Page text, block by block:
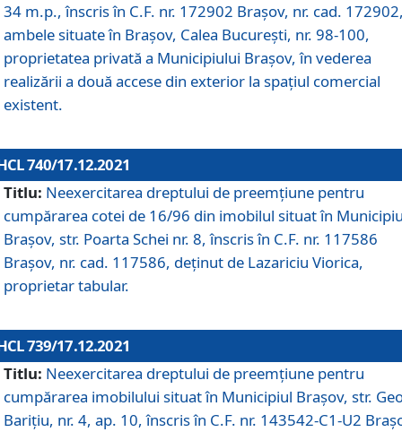
34 m.p., înscris în C.F. nr. 172902 Brașov, nr. cad.
ambele situate în Brașov, Calea București, nr. 98-100,
proprietatea privată a Municipiului Brașov, în vederea
realizării a două accese din exterior la spațiul comercial
existent.
740/17.12.2021
Titlu: Neexercitarea dreptului de preemţiune pentru
cumpărarea cotei de 16/96 din imobilul situat în
Braşov, str. Poarta Schei nr. 8, înscris în C.F. nr. 117586
Brașov, nr. cad. 117586, deținut de Lazariciu Viorica,
proprietar tabular.
739/17.12.2021
Titlu: Neexercitarea dreptului de preemţiune pentru
cumpărarea imobilului situat în Municipiul Braşov, str.
Barițiu, nr. 4, ap. 10, înscris în C.F. nr. 143542-C1-U2